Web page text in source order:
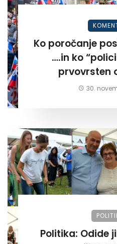
Ko poročanje
….in ko “policist”
prvovrsten
30.
Politika: Odide jih 30 pride 600